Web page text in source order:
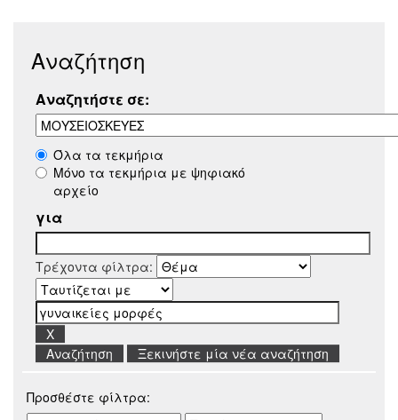
Αναζήτηση
Αναζητήστε σε:
Όλα τα τεκμήρια
Μόνο τα τεκμήρια με ψηφιακό
αρχείο
για
Τρέχοντα φίλτρα:
Ξεκινήστε μία νέα αναζήτηση
Προσθέστε φίλτρα: